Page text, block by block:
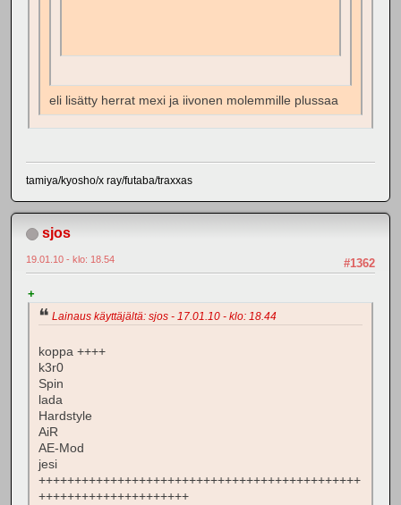
eli lisätty herrat mexi ja iivonen molemmille plussaa
tamiya/kyosho/x ray/futaba/traxxas
sjos
#1362
19.01.10 - klo: 18.54
+
Lainaus käyttäjältä: sjos - 17.01.10 - klo: 18.44
koppa ++++
k3r0
Spin
lada
Hardstyle
AiR
AE-Mod
jesi
+++++++++++++++++++++++++++++++++++++++++++++
+++++++++++++++++++++